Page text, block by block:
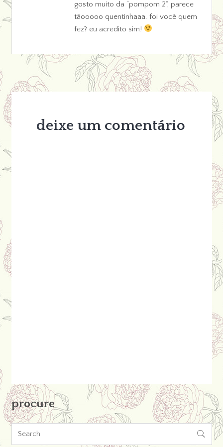
gosto muito da “pompom 2”, parece
tãooooo quentinhaaa. foi você quem
fez? eu acredito sim!
deixe um comentário
procure
